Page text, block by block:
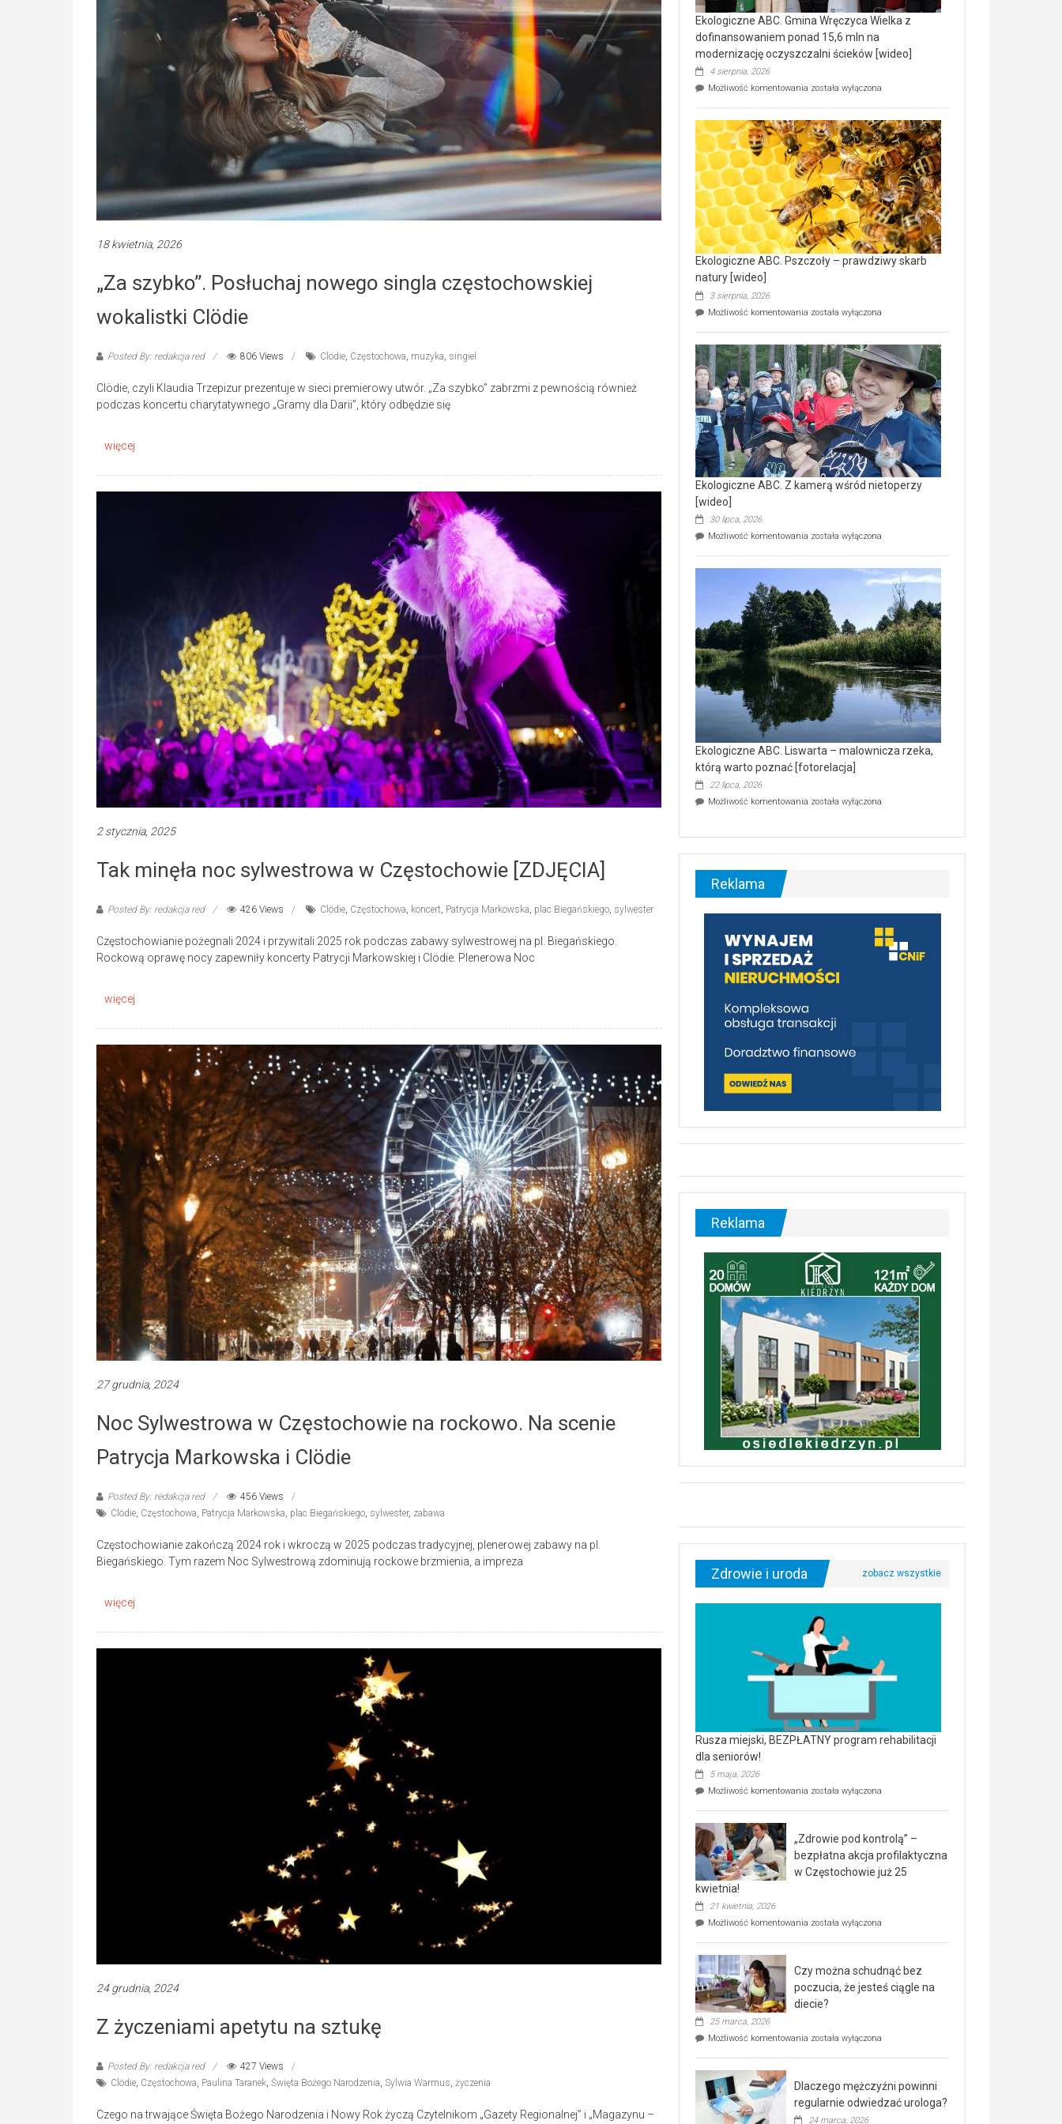
18 kwietnia, 2026
„Za szybko”. Posłuchaj nowego singla częstochowskiej
wokalistki Clödie
Posted By: redakcja red 806 Views Clödie, Częstochowa, muzyka, singiel
Clödie, czyli Klaudia Trzepizur prezentuje w sieci premierowy utwór. „Za szybko” zabrzmi z pewnością również
podczas koncertu charytatywnego „Gramy dla Darii”, który odbędzie się
2 stycznia, 2025
Tak minęła noc sylwestrowa w Częstochowie [ZDJĘCIA]
Posted By: redakcja red 426 Views Clödie, Częstochowa, koncert, Patrycja Markowska, plac Biegańskiego, sylwester
Częstochowianie pożegnali 2024 i przywitali 2025 rok podczas zabawy sylwestrowej na pl. Biegańskiego.
Rockową oprawę nocy zapewniły koncerty Patrycji Markowskiej i Clödie. Plenerowa Noc
27 grudnia, 2024
Noc Sylwestrowa w Częstochowie na rockowo. Na scenie
Patrycja Markowska i Clödie
Posted By: redakcja red
456 Views
Clödie, Częstochowa, Patrycja Markowska, plac Biegańskiego, sylwester, zabawa
Częstochowianie zakończą 2024 rok i wkroczą w 2025 podczas tradycyjnej, plenerowej zabawy na pl.
Biegańskiego. Tym razem Noc Sylwestrową zdominują rockowe brzmienia, a impreza
24 grudnia, 2024
Z życzeniami apetytu na sztukę
Posted By: redakcja red
427 Views
Clödie, Częstochowa, Paulina Taranek, Święta Bożego Narodzenia, Sylwia Warmus, życzenia
Czego na trwające Święta Bożego Narodzenia i Nowy Rok życzą Czytelnikom „Gazety Regionalnej” i „Magazynu –
Ekologiczne ABC. Gmina Wręczyca Wielka z
dofinansowaniem ponad 15,6 mln na
modernizację oczyszczalni ścieków [wideo]
4 sierpnia, 2026
Możliwość komentowania Ekologiczne
Wręczyca
Wielka
z
dofinansowaniem
ponad
15,6
mln
na
modernizację
oczyszczalni
ścieków
[wideo]
została wyłączona
Ekologiczne ABC. Pszczoły – prawdziwy skarb
natury [wideo]
3 sierpnia, 2026
Możliwość komentowania Ekologiczne
–
prawdziwy
skarb
natury
[wideo]
została wyłączona
Ekologiczne ABC. Z kamerą wśród nietoperzy
[wideo]
30 lipca, 2026
Możliwość komentowania Ekologiczne
wśród
nietoperzy
[wideo]
została wyłączona
Ekologiczne ABC. Liswarta – malownicza rzeka,
którą warto poznać [fotorelacja]
22 lipca, 2026
Możliwość komentowania Ekologiczne
–
malownicza
[fotorelacja]
została wyłączona
Reklama
Reklama
Zdrowie i uroda
Rusza miejski, BEZPŁATNY program rehabilitacji
dla seniorów!
5 maja, 2026
Możliwość komentowania Rusza
rehabilitacji
dla
seniorów!
została wyłączona
„Zdrowie pod kontrolą” –
bezpłatna akcja profilaktyczna
w Częstochowie już 25
kwietnia!
21 kwietnia, 2026
Możliwość komentowania „Zdrowie
bezpłatna
akcja
profilaktyczna
w
już
kwietnia!
została wyłączona
Czy można schudnąć bez
poczucia, że jesteś ciągle na
diecie?
25 marca, 2026
Możliwość komentowania Czy
poczucia,
że
została wyłączona
Dlaczego mężczyźni powinni
regularnie odwiedzać urologa?
24 marca, 2026